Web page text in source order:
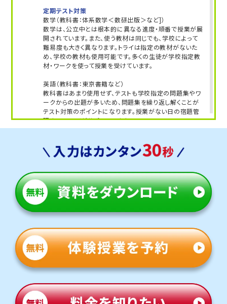
◆ 2026年度入試 合格実績 ◆
高知県内のトライのマンツーマン授業で、多くの生徒さ
まが合格を勝ちとっています。
【大学受験】
岡山大、香川大、高知大、高知県立大、高知工科大、関
谷大 他多数
【高校受験】
高知追手前高、高知高専、高知小津高、高知国際高、
【中学受験】
国際中、土佐女子中、高知中 他多数
第一志望校合格を目指すなら、受験に強いトライに
お任せください！
※模試受講生を除くトライ生徒の合格実績の一部。
教室長兼教育プランナー 岩井 弘樹
定期テスト対策
数学（教科書：体系数学＜数研出版＞など]）
数学は、公立中とは根本的に異なる進度・順番で授業が展
開されています。また、使う教材は同じでも、学校によって
難易度も大きく異なります。トライは指定の教材がないた
め、学校の教材も使用可能です。多くの生徒が学校指定教
材・ワークを使って授業を受けています。
英語（教科書：東京書籍など）
教科書はあまり使用せず、テストも学校指定の問題集やワ
ークからの出題が多いため、問題集を繰り返し解くことが
テスト対策のポイントになります。授業がない日の宿題管
理まで、トライがサポートします。
・定期テスト・内申点対策コース
・苦手科目克服コース
城東中学校
トライは学校から自転車で10分程度の立地にあり、無理な
く通塾できます。通塾の負担が少ないので、学習習慣づくり
定期テスト対策
数学（教科書：啓林館）
城東中は学校指定のワークからの出題が多いため、ワーク
を繰り返し解くことがテスト対策のポイントです。最低3周
業を、定着が必要な範囲は反復のための宿題を提案してい
ます。
英語（教科書：光村図書）